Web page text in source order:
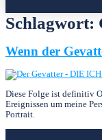
Schlagwort:
Wenn der
Diese Folge ist definitiv
Ereignissen um meine
Portrait.